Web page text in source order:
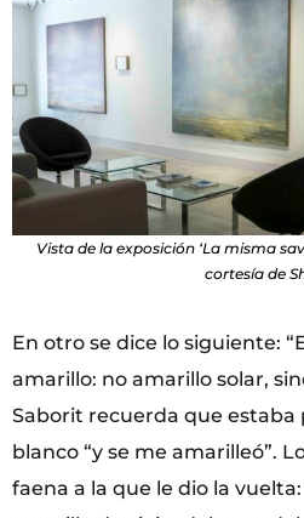
Vista de la exposición ‘La misma
cortesía de
En otro se dice lo siguiente:
amarillo: no amarillo solar,
Saborit recuerda que
blanco “y se me amarilleó”.
faena a la que le dio la